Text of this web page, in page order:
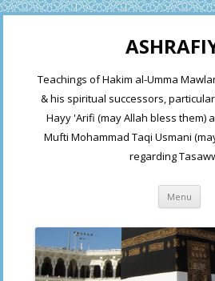
Teachings of Hakim al-Umma
& his spiritual successors,
Hayy 'Arifi (may Allah bless them)
Mufti Mohammad Taqi Usmani
regarding
Menu Skip